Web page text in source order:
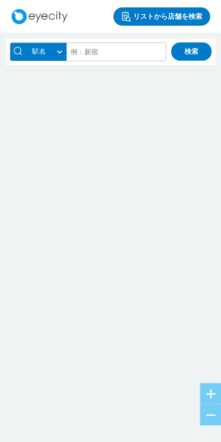
リストから店舗を検索
駅名 検索